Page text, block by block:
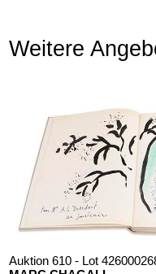
Weitere
Auktion 610 - Lot